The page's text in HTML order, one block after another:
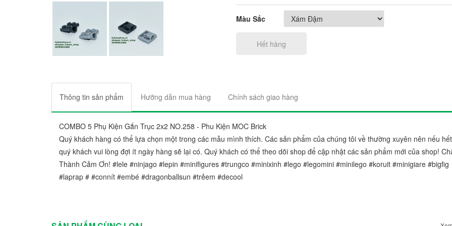
Màu Sắc
Hết hàng
Thông tin sản phẩm Hưỡng dẫn mua hàng Chính sách giao hàng
COMBO 5 Phụ Kiện Gắn Trục 2x2 NO.258 - Phu Kiện MOC Brick
Quý khách hàng có thể lựa chọn một trong các mẫu mình thích. Các sản phẩm của chúng tôi về thường xuyên nên nếu
quý khách vui lòng đợi ít ngày hàng sẽ lại có. Quý khách có thể theo dõi shop để cập nhật các sản phẩm mới của shop!
Thành Cảm Ơn! #lele #ninjago #lepin #minifigures #trungco #minixinh #lego #legomini #minilego #koruit #minigiare #bigfig
#laprap # #connít #embé #dragonballsun #trẻem #decool
Cầu Giấy, Hà